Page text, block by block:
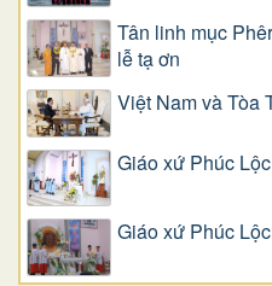
Tân linh mục
lễ tạ ơn
Việt Nam và Tòa
Giáo xứ Phúc
Giáo xứ Phúc